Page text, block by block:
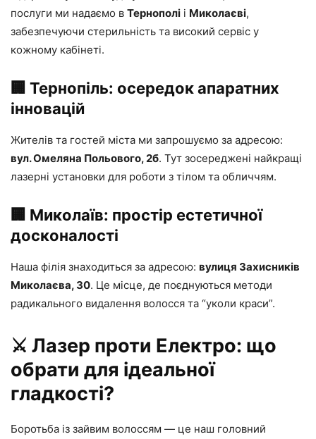
послуги ми надаємо в Тернополі і Миколаєві,
забезпечуючи стерильність та високий сервіс у
кожному кабінеті.
🏢 Тернопіль: осередок апаратних
інновацій
Жителів та гостей міста ми запрошуємо за адресою:
вул. Омеляна Польового, 2б. Тут зосереджені найкращі
лазерні установки для роботи з тілом та обличчям.
🏢 Миколаїв: простір естетичної
досконалості
Наша філія знаходиться за адресою: вулиця Захисників
Миколаєва, 30. Це місце, де поєднуються методи
радикального видалення волосся та “уколи краси”.
⚔️ Лазер проти Електро: що
обрати для ідеальної
гладкості?
Боротьба із зайвим волоссям — це наш головний